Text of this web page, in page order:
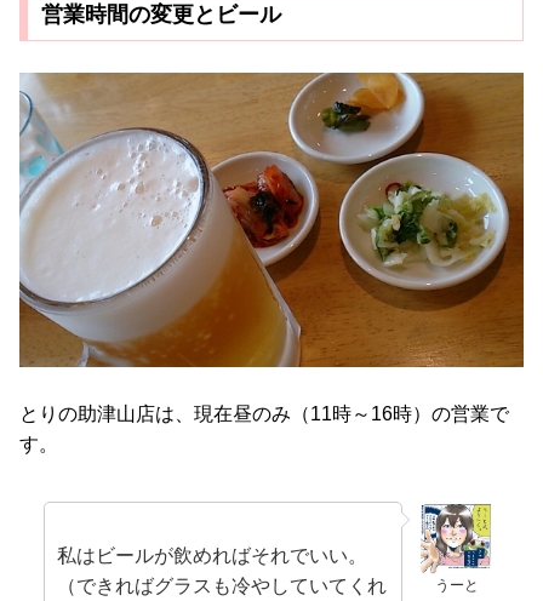
営業時間の変更とビール
とりの助津山店は、現在昼のみ（11時～16時）の営業で
す。
うーと
私はビールが飲めればそれでいい。
（できればグラスも冷やしていてくれ